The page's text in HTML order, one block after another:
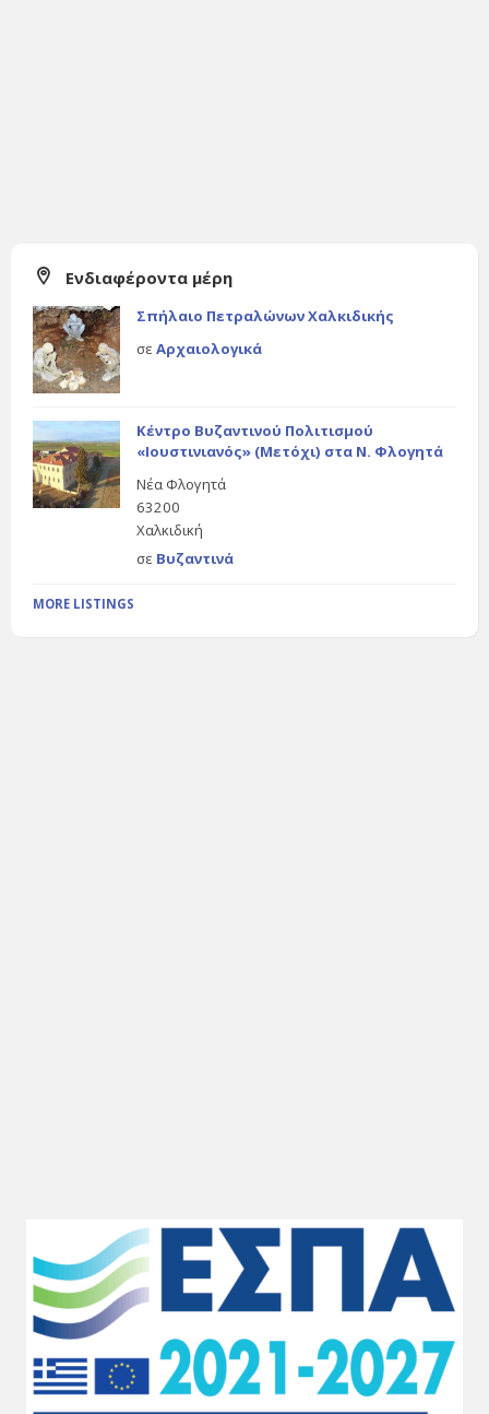
Ενδιαφέροντα μέρη
Σπήλαιο Πετραλώνων Χαλκιδικής
σε Αρχαιολογικά
Κέντρο Βυζαντινού Πολιτισμού
«Ιουστινιανός» (Μετόχι) στα Ν. Φλογητά
Νέα Φλογητά
63200
Χαλκιδική
σε Βυζαντινά
MORE LISTINGS